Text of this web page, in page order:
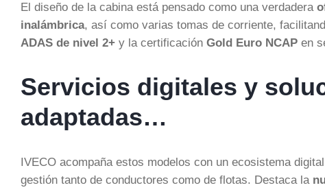
El diseño de la cabina está pensado como una verdadera
inalámbrica, así como varias tomas de corriente,
ADAS de nivel 2+ y la certificación Gold Euro NCAP en
Servicios digitales y
adaptadas…
IVECO acompaña estos modelos con un ecosistema
gestión tanto de conductores como de flotas. Destaca la